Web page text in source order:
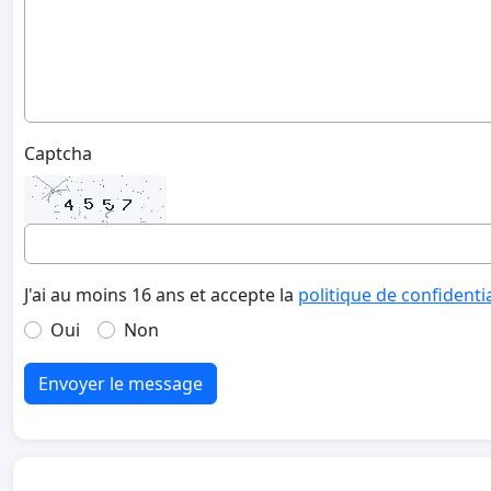
Captcha
J'ai au moins 16 ans et accepte la politique de
Oui
Non
Envoyer le message